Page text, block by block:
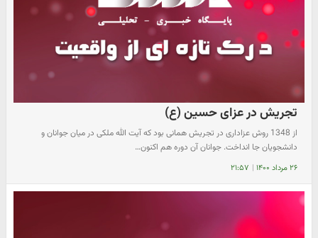
تجریش در عزای حسین (ع)
از 1348 روش عزاداری در تجریش همانی بود که آیت الله ملکی در میان جوانان و
دانشجویان جا انداخت. جوانان آن دوره هم اکنون…
۲۶ مرداد ۱۴۰۰ | ۲۱:۵۷